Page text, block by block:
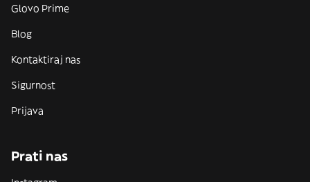
Glovo Prime
Blog
Kontaktiraj nas
Sigurnost
Prijava
Prati nas